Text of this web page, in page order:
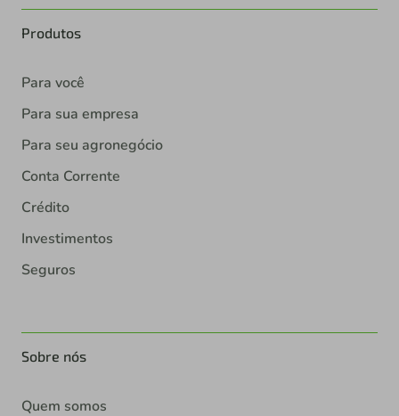
Produtos
Para você
Para sua empresa
Para seu agronegócio
Conta Corrente
Crédito
Investimentos
Seguros
Sobre nós
Quem somos